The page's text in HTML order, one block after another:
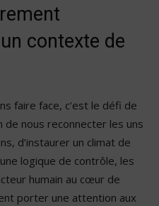
contexte de
faire face, c’est le défi de
de nous reconnecter les uns
d’instaurer un climat de
logique de contrôle, les
humain au cœur de
porter une attention aux